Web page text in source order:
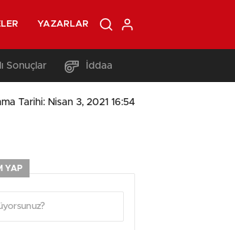
YAZARLAR
Sonuçlar İddaa
Tarihi: Nisan 3, 2021 16:54
YAP